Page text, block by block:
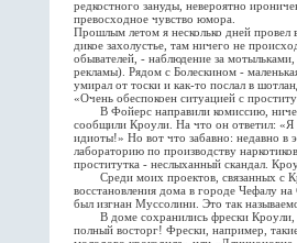
редкостного зануды, невероятно
превосходное чувство юмора.
Прошлым летом я несколько дней провел
дикое захолустье, там ничего не
обывателей, - наблюдение за
рекламы). Рядом с Болескином -
умирал от тоски и как-то послал в
«Очень обеспокоен ситуацией с
В Фойерс направили комиссию,
сообщили Кроули. На что он ответил: «Я
идиоты!» Но вот что забавно: недавно
лабораторию по производству
проститутка - неслыханный скандал.
Среди моих проектов, связанных с
восстановления дома в городе Чефалу
был изгнан Муссолини. Это так
В доме сохранились фрески Кроули,
полный восторг! Фрески, например,